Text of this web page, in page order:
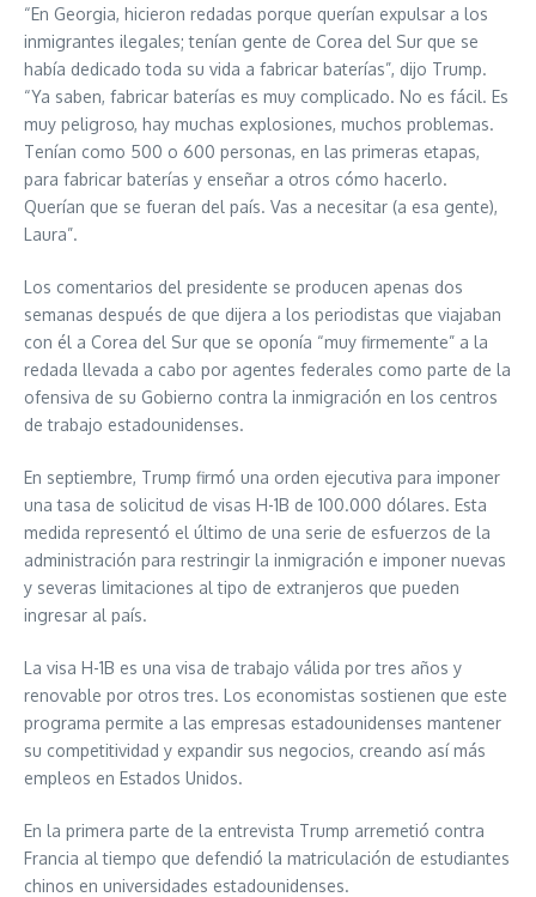
“En Georgia, hicieron redadas porque querían expulsar a los
inmigrantes ilegales; tenían gente de Corea del Sur que se
había dedicado toda su vida a fabricar baterías”, dijo Trump.
“Ya saben, fabricar baterías es muy complicado. No es fácil. Es
muy peligroso, hay muchas explosiones, muchos problemas.
Tenían como 500 o 600 personas, en las primeras etapas,
para fabricar baterías y enseñar a otros cómo hacerlo.
Querían que se fueran del país. Vas a necesitar (a esa gente),
Laura”.
Los comentarios del presidente se producen apenas dos
semanas después de que dijera a los periodistas que viajaban
con él a Corea del Sur que se oponía “muy firmemente” a la
redada llevada a cabo por agentes federales como parte de la
ofensiva de su Gobierno contra la inmigración en los centros
de trabajo estadounidenses.
En septiembre, Trump firmó una orden ejecutiva para imponer
una tasa de solicitud de visas H-1B de 100.000 dólares. Esta
medida representó el último de una serie de esfuerzos de la
administración para restringir la inmigración e imponer nuevas
y severas limitaciones al tipo de extranjeros que pueden
ingresar al país.
La visa H-1B es una visa de trabajo válida por tres años y
renovable por otros tres. Los economistas sostienen que este
programa permite a las empresas estadounidenses mantener
su competitividad y expandir sus negocios, creando así más
empleos en Estados Unidos.
En la primera parte de la entrevista Trump arremetió contra
Francia al tiempo que defendió la matriculación de estudiantes
chinos en universidades estadounidenses.